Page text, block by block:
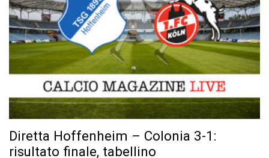
Diretta Hoffenheim – Colonia 3-1:
risultato finale, tabellino